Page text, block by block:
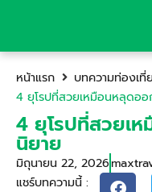
หน้าแรก
บทความท่องเที่
4 ยุโรปที่สวยเหมือนหลุดออ
4 ยุโรปที่สวยเ
นิยาย
มิถุนายน 22, 2026
แชร์บทความนี้ :